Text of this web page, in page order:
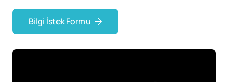
Bilgi İstek Formu